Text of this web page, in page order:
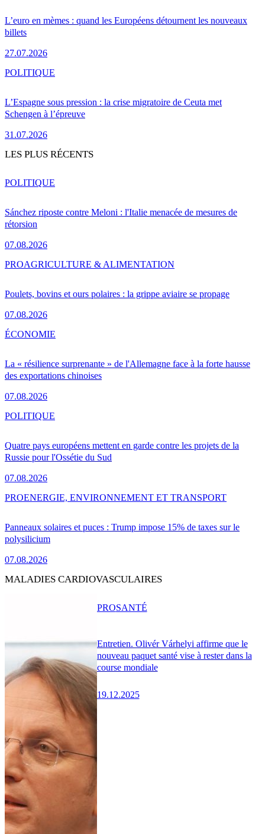
L’euro en mèmes : quand les Européens détournent les nouveaux
billets
27.07.2026
L’Espagne sous pression : la crise migratoire de Ceuta met
Schengen à l’épreuve
31.07.2026
POLITIQUE
LES PLUS RÉCENTS
Sánchez riposte contre Meloni : l'Italie menacée de mesures de
rétorsion
07.08.2026
POLITIQUE
Poulets, bovins et ours polaires : la grippe aviaire se propage
07.08.2026
PROAGRICULTURE & ALIMENTATION
La « résilience surprenante » de l'Allemagne face à la forte hausse
des exportations chinoises
07.08.2026
ÉCONOMIE
Quatre pays européens mettent en garde contre les projets de la
Russie pour l'Ossétie du Sud
07.08.2026
POLITIQUE
Panneaux solaires et puces : Trump impose 15% de taxes sur le
polysilicium
07.08.2026
PROENERGIE, ENVIRONNEMENT ET TRANSPORT
MALADIES CARDIOVASCULAIRES
Entretien. Olivér Várhelyi affirme que le
nouveau paquet santé vise à rester dans la
course mondiale
19.12.2025
PROSANTÉ